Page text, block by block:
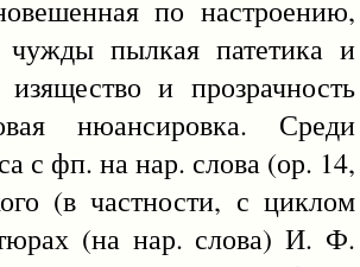
по настроению,
чужды пылкая патетика и
и прозрачность
нюансировка. Среди
с фп. на нар. слова (ор. 14,
(в частности, с циклом
(на нар. слова) И. Ф.